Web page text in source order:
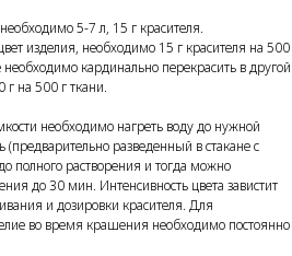
5-7 л, 15 г красителя.
изделия, необходимо 15 г красителя на 500
необходимо кардинально перекрасить в другой
г на 500 г ткани.
необходимо нагреть воду до нужной
(предварительно разведенный в стакане с
полного растворения и тогда можно
до 30 мин. Интенсивность цвета завистит
и дозировки красителя. Для
во время крашения необходимо постоянно